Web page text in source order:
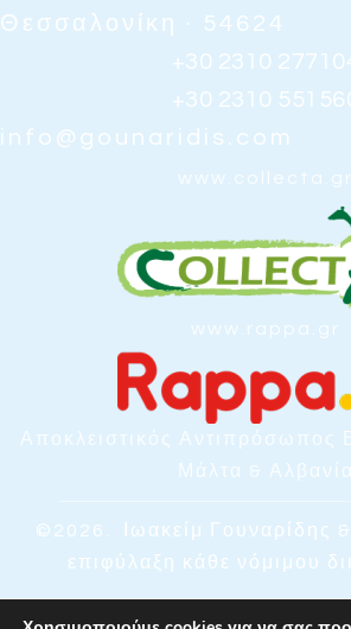
Θεσσαλονίκη · 54624
+30 2310
+30 2310
info@gounaridis.com
www.collecta.gr
www.rappa.gr
Αποκλειστικός Αντιπρόσωπος
Μάλτα & Αλβανία
©2026.
Ιωακείμ Γουναρίδης
επιφύλαξη κάθε νόμιμου